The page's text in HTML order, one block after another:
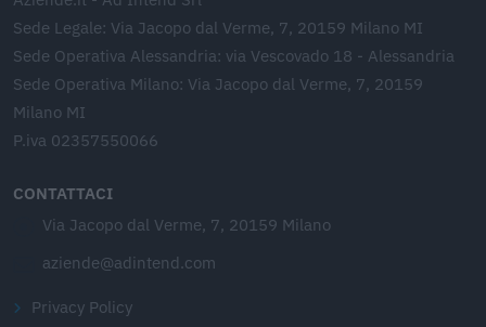
Sede Legale: Via Jacopo dal Verme, 7, 20159 Milano MI
Sede Operativa Alessandria: via Vescovado 18 - Alessandria
Sede Operativa Milano: Via Jacopo dal Verme, 7, 20159
Milano MI
P.iva 02357550066
CONTATTACI
Via Jacopo dal Verme, 7, 20159 Milano
aziende@adintend.com
Privacy Policy